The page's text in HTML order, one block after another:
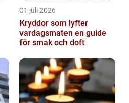
01 juli 2026
Kryddor som lyfter
vardagsmaten en guide
för smak och doft